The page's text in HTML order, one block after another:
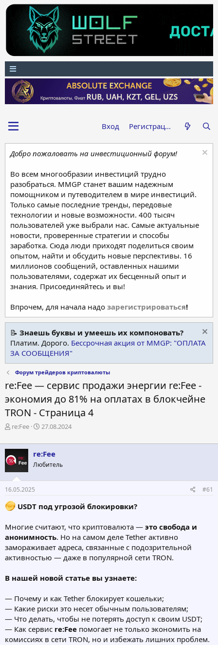
Вход Регистрация
Добро пожаловать на инвестиционный форум!
Во всем многообразии инвестиций трудно
разобраться. MMGP станет вашим надежным
помощником и путеводителем в мире инвестиций.
Только самые последние тренды, передовые
технологии и новые возможности. 400 тысяч
пользователей уже выбрали нас. Самые актуальные
новости, проверенные стратегии и способы
заработка. Сюда люди приходят поделиться своим
опытом, найти и обсудить новые перспективы. 16
миллионов сообщений, оставленных нашими
пользователями, содержат их бесценный опыт и
знания. Присоединяйтесь и вы!
Впрочем, для начала надо зарегистрироваться!
📝 Знаешь буквы и умеешь их компоновать?
Платим. Дорого. Бессрочная акция от MMGP: "ОПЛАТА
ЗА СООБЩЕНИЯ"
Форум трейдеров криптовалюты
re:Fee — сервис продажи энергии re:Fee -
экономия до 81% на оплатах в блокчейне
TRON - Страница 4
А
т
р
е
м
ы
re:Fee
Д
т
а
н
а
ч
л
а
27.08.2024
re:Fee
Любитель
16.05.2025 #61
USDT под угрозой блокировки?
Многие считают, что криптовалюта — это свобода и
анонимность. Но на самом деле Tether активно
замораживает адреса, связанные с подозрительной
активностью — даже в популярной сети TRON.
В нашей новой статье вы узнаете:
— Почему и как Tether блокирует кошельки;
— Какие риски это несет обычным пользователям;
— Что делать, чтобы не потерять доступ к своим USDT;
— Как сервис re:Fee помогает не только экономить на
комиссиях в сети TRON, но и избежать лишних проблем.